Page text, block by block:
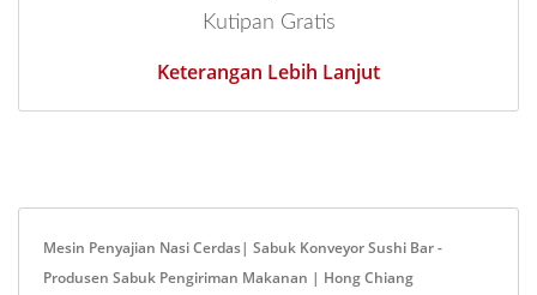
Kutipan Gratis
Keterangan Lebih Lanjut
Mesin Penyajian Nasi Cerdas| Sabuk Konveyor Sushi Bar -
Produsen Sabuk Pengiriman Makanan | Hong Chiang